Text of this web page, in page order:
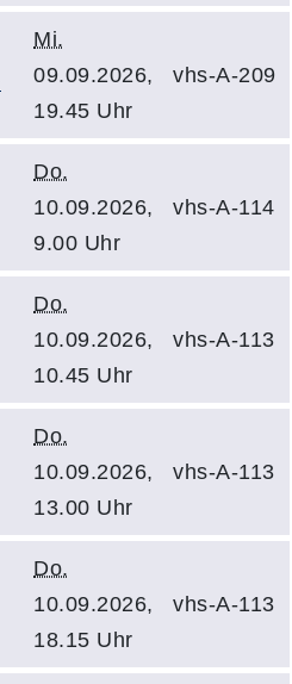
Mi.
09.09.2026,
19.45 Uhr
vhs-A-209
Do.
10.09.2026,
9.00 Uhr
vhs-A-114
Do.
10.09.2026,
10.45 Uhr
vhs-A-113
Do.
10.09.2026,
13.00 Uhr
vhs-A-113
Do.
10.09.2026,
18.15 Uhr
vhs-A-113